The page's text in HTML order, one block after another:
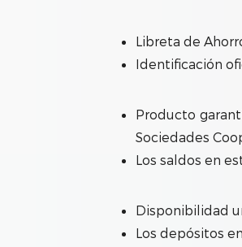
Libreta de
Identificación
Producto
Sociedades
Los saldos en
Disponibilidad
Los depósitos